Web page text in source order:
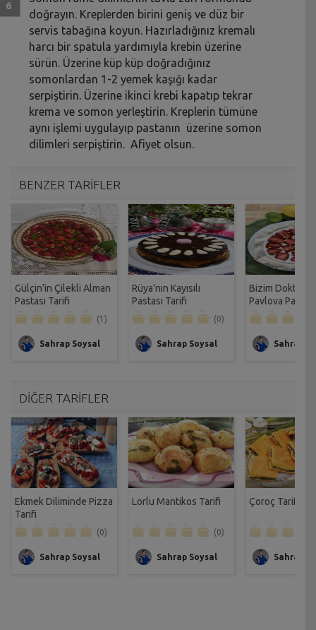
doğrayın. Kreplerden birini geniş ve düz bir
servis tabağına koyun. Hazırladığınız kremalı
harcı bir spatula yardımıyla krebin üzerine
sürün. Üzerine küp küp doğradığınız
somonlardan 1-2 yemek kaşığı kadar
serpiştirin. Üzerine ikinci krebi kapatıp tekrar
krema ve somon yerleştirin. Kreplerin tümüne
aynı işlemi uygulayıp pastanın üzerine somon
dilimleri serpiştirin. Afiyet olsun.
BENZER TARİFLER
Gülçin’in Çilekli Alman
Pastası Tarifi
(1)
Sahrap Soysal
Rüya'nın Kayısılı
Pastası Tarifi
(0)
Sahrap Soysal
Bizim Doktorun
Pavlova
Sahrap
DİĞER TARİFLER
Ekmek Diliminde Pizza
Tarifi
(0)
Sahrap Soysal
Lorlu Mantikos Tarifi
(0)
Sahrap Soysal
Çoroç Tarifi
Sahrap